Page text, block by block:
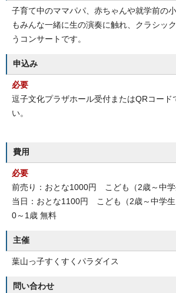
子育て中のママパパ、赤ちゃんや就学前の
もみんな一緒に生の演奏に触れ、クラシッ
うコンサートです。
申込み
必要
逗子文化プラザホール受付またはQRコード
い。
費用
必要
前売り：おとな1000円 こども（2歳～中学
当日：おとな1100円 こども（2歳～中学生
0～1歳 無料
主催
葉山っ子すくすくパラダイス
問い合わせ